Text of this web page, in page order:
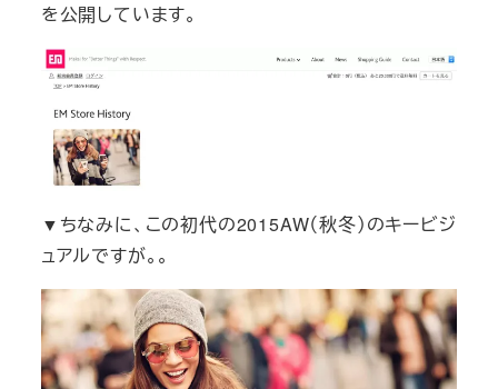
を公開しています。
▼ちなみに、この初代の2015AW（秋冬）のキービジ
ュアルですが。。